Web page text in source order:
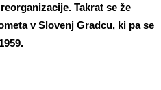
Takrat se že
v Slovenj Gradcu, ki pa se